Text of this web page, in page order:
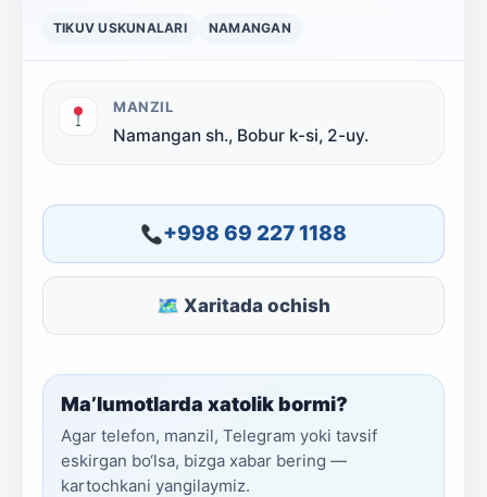
TIKUV USKUNALARI NAMANGAN
MANZIL
Namangan sh., Bobur k-si, 2-uy.
+998 69 227 1188
🗺 Xaritada ochish
Ma’lumotlarda xatolik bormi?
Agar telefon, manzil, Telegram yoki tavsif
eskirgan bo‘lsa, bizga xabar bering —
kartochkani yangilaymiz.